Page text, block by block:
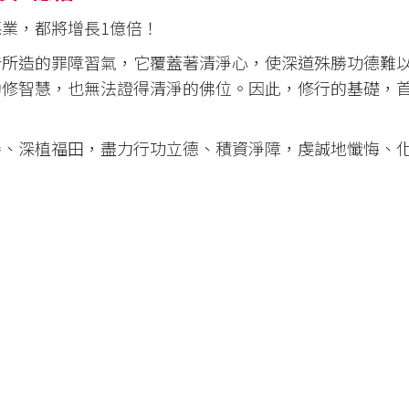
，都將增長1億倍！
造的罪障習氣，它覆蓋著清淨心，使深道殊勝功德難
智慧，也無法證得清淨的佛位。因此，修行的基礎，
深植福田，盡力行功立德、積資淨障，虔誠地懺悔、